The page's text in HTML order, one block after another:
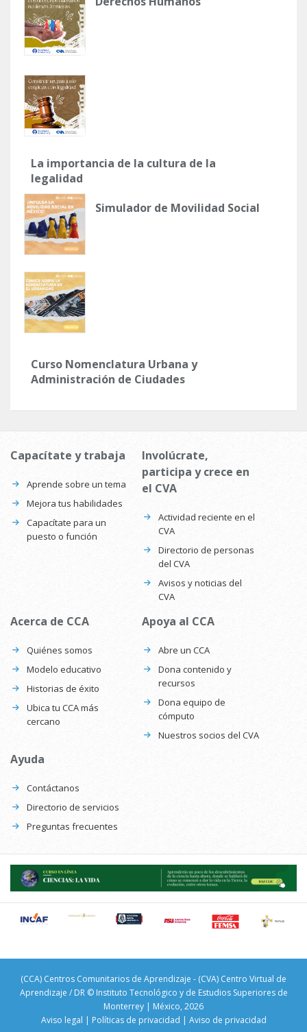
La importancia de la cultura de la
legalidad
Simulador de Movilidad Social
Curso Nomenclatura Urbana y
Administración de Ciudades
Capacítate y trabaja
Aprende sobre un tema
Mejora tus habilidades
Capacítate para un
puesto o función
Involúcrate,
participa y crece en
el CVA
Actividad reciente en el
CVA
Directorio de personas
del CVA
Avisos y noticias del
CVA
Acerca de CCA
Quiénes somos
Modelo educativo
Historias de éxito
Ubica tu CCA más
cercano
Apoya al CCA
Abre un CCA
Dona contenido y
recursos
Dona equipo de
cómputo
Nuestros socios del CVA
Ayuda
Contáctanos
Directorio de servicios
Preguntas frecuentes
(CCA) Centros Comunitarios de Aprendizaje - (CVA) Centro Virtual de
Aprendizaje / DR © Instituto Tecnológico y de Estudios Superiores de
Monterrey | México, 2026
Aviso legal | Políticas de privacidad | Aviso de privacidad